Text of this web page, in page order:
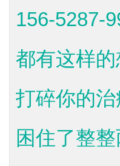
156-5287-
都有这样
打碎你的
困住了整